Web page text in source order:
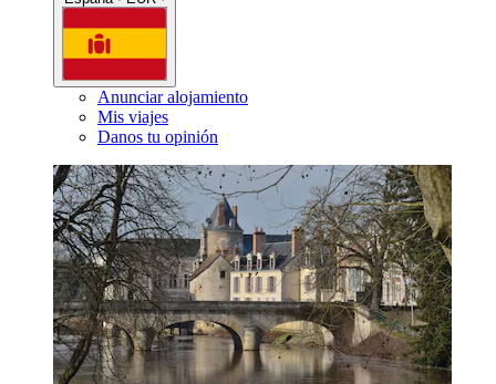
Anunciar alojamiento
Mis viajes
Danos tu opinión